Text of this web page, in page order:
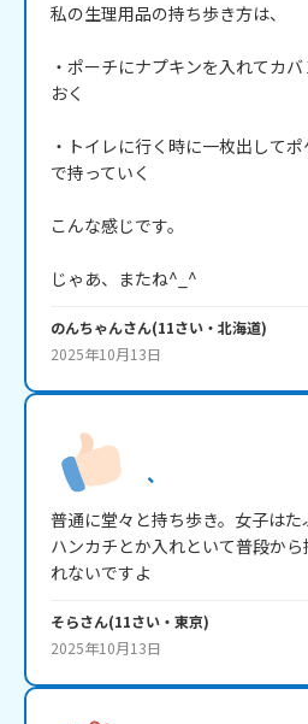
私の生理用品の持ち歩き方は、
・ポーチにナプキンを入れてカ
おく
・トイレに行く時に一枚出して
で持っていく
こんな感じです。
じゃあ、またね^_^
のんちゃんさん(11さい・ 北海道)
2025年10月13日
、
普通に堂々と持ち歩き。女子は
ハンカチとか入れといて普段か
れないですよ
そらさん(11さい・ 東京)
2025年10月13日